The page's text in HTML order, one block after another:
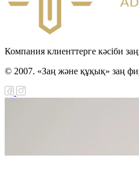
Қазақстан
Иордан Хашимит
арасындағы
бойынша өзара
туралы келісімді
туралы Заңы
қатысушыларды
Компания клиенттерге кәсіби
© 2007. «Заң және құқық» заң